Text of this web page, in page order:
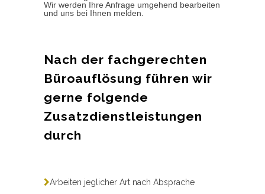
Wir werden Ihre Anfrage umgehend bearbeiten
und uns bei Ihnen melden.
Nach der fachgerechten
Büroauflösung führen wir
gerne folgende
Zusatzdienstleistungen
durch
Arbeiten jeglicher Art nach Absprache